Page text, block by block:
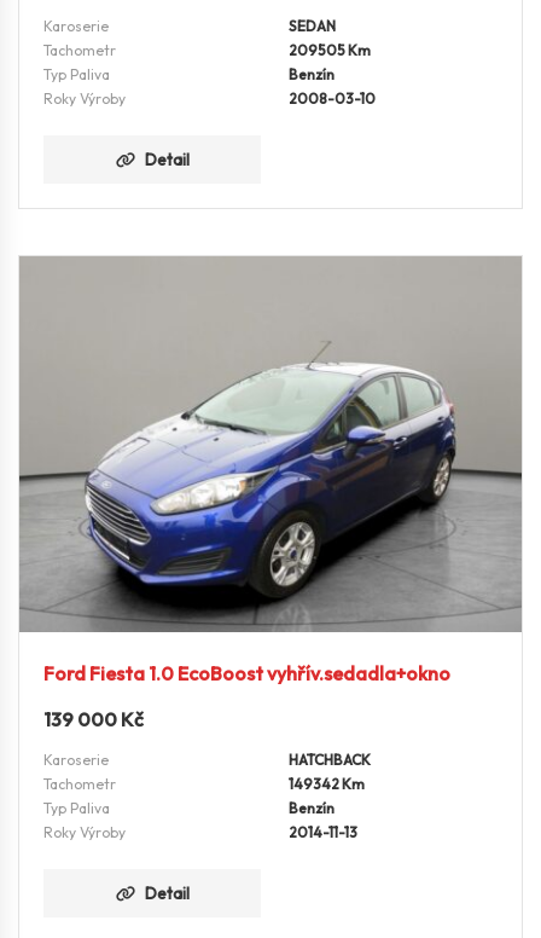
Karoserie
SEDAN
Tachometr
209505 Km
Typ Paliva
Benzín
Roky Výroby
2008-03-10
Detail
Ford Fiesta 1.0 EcoBoost vyhřív.sedadla+okno
139 000 Kč
Karoserie
HATCHBACK
Tachometr
149342 Km
Typ Paliva
Benzín
Roky Výroby
2014-11-13
Detail